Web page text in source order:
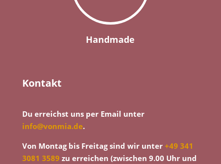
Handmade
Kontakt
Du erreichst uns per Email unter
info@vonmia.de.
Von Montag bis Freitag sind wir unter +49 341
3081 3589 zu erreichen (zwischen 9.00 Uhr und